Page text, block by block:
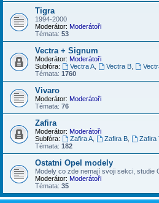
Tigra
1994-2000
Moderátor: Moderátoři
Témata: 53
Vectra + Signum
Moderátor: Moderátoři
Subfóra:
Vectra A, Vectra B,
Témata: 1760
Vivaro
Moderátor: Moderátoři
Témata: 76
Zafira
Moderátor: Moderátoři
Subfóra:
Zafira A, Zafira B,
Zafira
Témata: 182
Ostatni Opel modely
Modely co zde nemají svoji sekci, studie
Moderátor: Moderátoři
Témata: 35